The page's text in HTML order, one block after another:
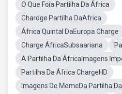
O Que Foia Partilha Da África
Chardge Partilha DaAfrica
África Quintal DaEuropa Charge
Charge ÁfricaSubsaariana
A Partilha Da ÁfricaImagens
Partilha Da África ChargeHD
Imagens De MemeDa Partilha